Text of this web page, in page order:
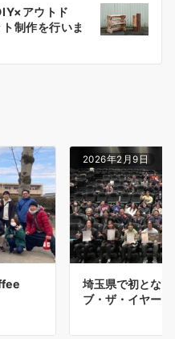
アウトド
制作を行いま
2026年2月9日
埼玉県で初とな
ブ・ザ・イヤー